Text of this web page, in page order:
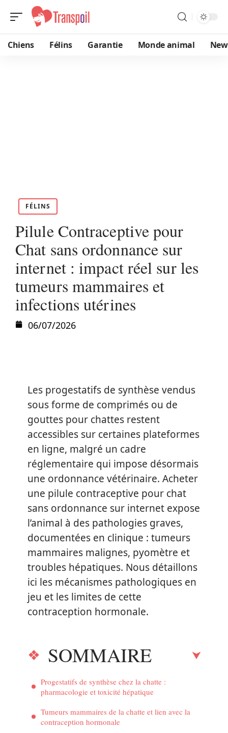
Chiens Félins Garantie Monde animal
FÉLINS
Pilule Contraceptive pour
Chat sans ordonnance sur
internet : impact réel sur les
tumeurs mammaires et
infections utérines
06/07/2026
Les progestatifs de synthèse vendus
sous forme de comprimés ou de
gouttes pour chattes restent
accessibles sur certaines plateformes
en ligne, malgré un cadre
réglementaire qui impose désormais
une ordonnance vétérinaire. Acheter
une pilule contraceptive pour chat
sans ordonnance sur internet expose
l’animal à des pathologies graves,
documentées en clinique : tumeurs
mammaires malignes, pyomètre et
troubles hépatiques. Nous détaillons
ici les mécanismes pathologiques en
jeu et les limites de cette
contraception hormonale.
SOMMAIRE
Progestatifs de synthèse chez la chatte :
pharmacologie et toxicité hépatique
Tumeurs mammaires de la chatte et lien avec la
contraception hormonale